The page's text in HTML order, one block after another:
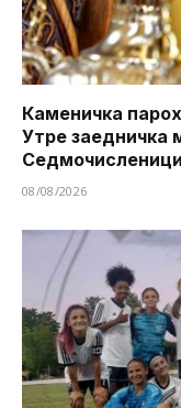
Каменичка
Утре заедничка
08/08/2026